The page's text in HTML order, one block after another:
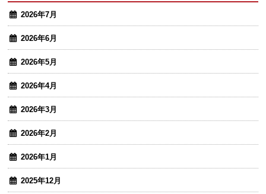
2026年7月
2026年6月
2026年5月
2026年4月
2026年3月
2026年2月
2026年1月
2025年12月